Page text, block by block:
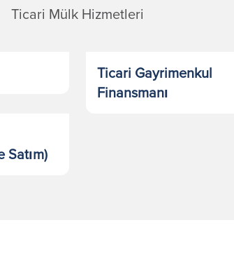
Ticari Mülk Hizmetleri
Ticari Gayrimenkul
Finansmanı
Satım)